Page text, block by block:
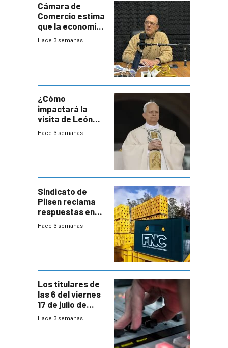
Cámara de
Comercio estima
que la economía
crecerá 1,6%
Hace 3 semanas
¿Cómo
impactará la
visita de León
XIV a Uruguay?
Hace 3 semanas
Sindicato de
Pilsen reclama
respuestas en
medio de
Hace 3 semanas
Los titulares de
las 6 del viernes
17 de julio de
2026
Hace 3 semanas